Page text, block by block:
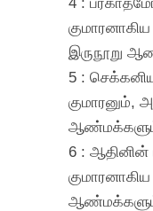
இருநூறு
5 :
குமாரனும்,
6 : ஆதினின்